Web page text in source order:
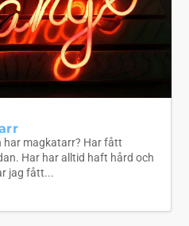
har magkatarr? Har fått
Har har alltid haft hård och
jag fått...